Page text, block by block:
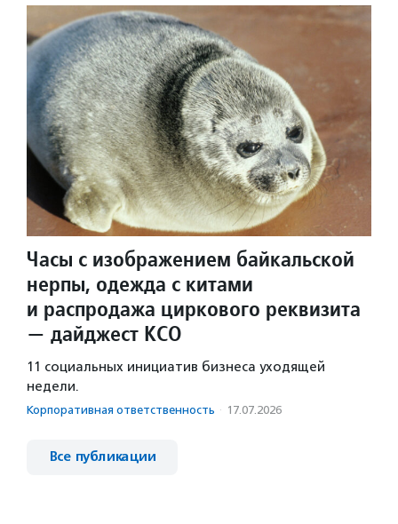
Часы с изображением байкальской
нерпы, одежда с китами
и распродажа циркового реквизита
— дайджест КСО
11 социальных инициатив бизнеса уходящей
недели.
Корпоративная ответственность · 17.07.2026
Все публикации